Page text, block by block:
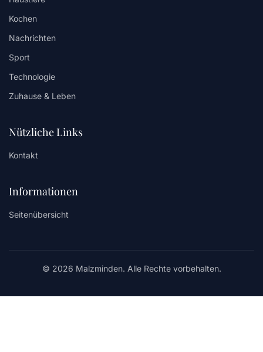
Kochen
Nachrichten
Sport
Technologie
Zuhause & Leben
Nützliche Links
Kontakt
Informationen
Seitenübersicht
© 2026 Malzminden. Alle Rechte vorbehalten.